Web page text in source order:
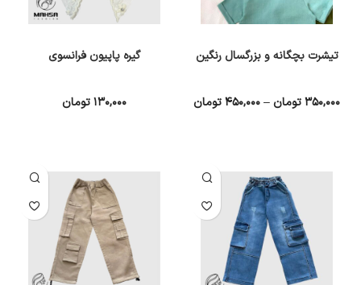
تیشرت بچگانه و بزرگسال رنگین
۳۵۰,۰۰۰تومان–۴۵۰,۰۰۰تومان
گیره پاپیون فرانسوی
۱۳۰,۰۰۰تومان